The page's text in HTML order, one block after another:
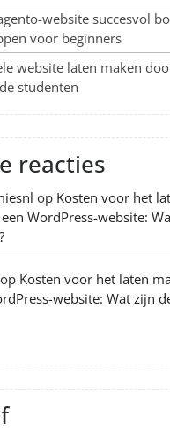
website succesvol
voor beginners
website laten maken
studenten
reacties
op Kosten voor het
WordPress-website:
op Kosten voor het laten
website: Wat zijn